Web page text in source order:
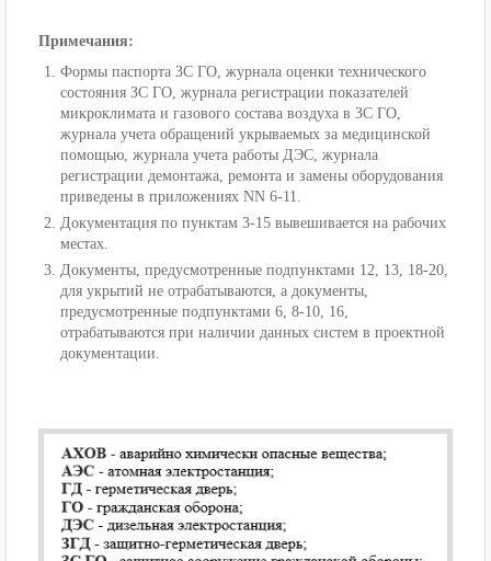
Примечания:
Формы паспорта ЗС ГО, журнала оценки технического
состояния ЗС ГО, журнала регистрации показателей
микроклимата и газового состава воздуха в ЗС ГО,
журнала учета обращений укрываемых за медицинской
помощью, журнала учета работы ДЭС, журнала
регистрации демонтажа, ремонта и замены оборудования
приведены в приложениях NN 6-11.
Документация по пунктам 3-15 вывешивается на рабочих
местах.
Документы, предусмотренные подпунктами 12, 13, 18-20,
для укрытий не отрабатываются, а документы,
предусмотренные подпунктами 6, 8-10, 16,
отрабатываются при наличии данных систем в проектной
документации.